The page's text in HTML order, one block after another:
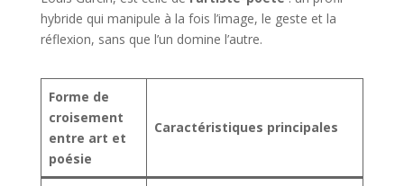
hybride qui manipule à la fois l’image, le geste et la
réflexion, sans que l’un domine l’autre.
Forme de
croisement
entre art et
poésie
Caractéristiques principales